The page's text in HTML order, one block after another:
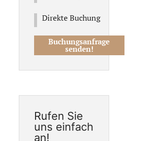
Direkte Buchung
Buchungsanfrage
senden!
Rufen Sie
uns einfach
an!